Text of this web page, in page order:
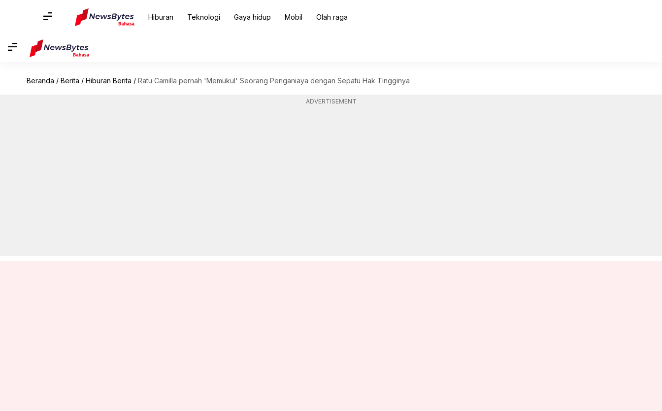
Hiburan Teknologi Gaya hidup Mobil Olah raga
Beranda / Berita / Hiburan Berita / Ratu Camilla pernah 'Memukul' Seorang Penganiaya dengan Sepatu Hak Tingginya
ADVERTISEMENT